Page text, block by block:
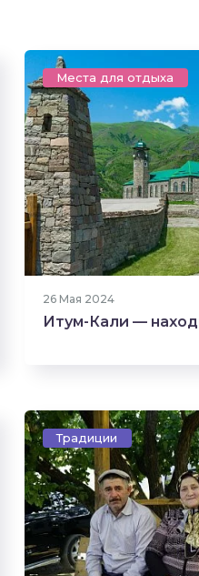
Места для отдыха
453 прочтения
26 Мая 2024
Итум-Кали —
Традиции